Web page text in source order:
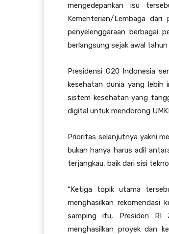
mengedepankan isu
Kementerian/Lembaga
penyelenggaraan berbagai
berlangsung sejak awal tahun
Presidensi G20 Indonesia
kesehatan dunia yang lebih
sistem kesehatan yang
digital untuk mendorong
Prioritas selanjutnya yakni
bukan hanya harus adil
terjangkau, baik dari sisi
“Ketiga topik utama
menghasilkan rekomendasi
samping itu, Presiden RI
menghasilkan proyek dan